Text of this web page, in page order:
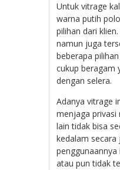
Untuk vitrage
warna putih
pilihan dari
namun juga
beberapa
cukup beragam
dengan selera.
Adanya vitrage
menjaga privasi
lain tidak bisa
kedalam secara
penggunaannya
atau pun tidak